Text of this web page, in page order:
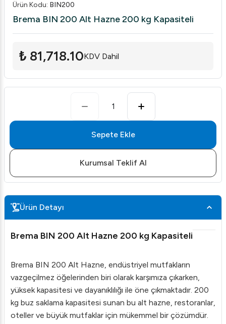
Ürün Kodu: BIN200
Brema BIN 200 Alt Hazne 200 kg Kapasiteli
₺ 81,718.10KDV Dahil
1
Sepete Ekle
Kurumsal Teklif Al
Ürün Detayı
Brema BIN 200 Alt Hazne 200 kg Kapasiteli
Brema BIN 200 Alt Hazne, endüstriyel mutfakların
vazgeçilmez öğelerinden biri olarak karşımıza çıkarken,
yüksek kapasitesi ve dayanıklılığı ile öne çıkmaktadır. 200
kg buz saklama kapasitesi sunan bu alt hazne, restoranlar,
oteller ve büyük mutfaklar için mükemmel bir çözümdür.